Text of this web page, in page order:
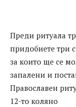
Преди ритуала
придобиете три
за които ще се
запалени и
Православен
12-то коляно